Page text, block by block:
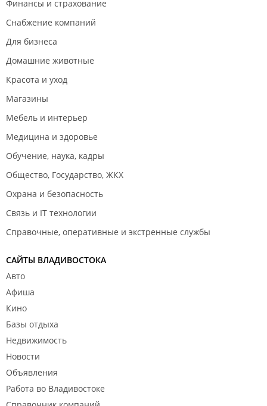
Финансы и страхование
Снабжение компаний
Для бизнеса
Домашние животные
Красота и уход
Магазины
Мебель и интерьер
Медицина и здоровье
Обучение, наука, кадры
Общество, Государство, ЖКХ
Охрана и безопасность
Связь и IT технологии
Справочные, оперативные и экстренные службы
САЙТЫ ВЛАДИВОСТОКА
Авто
Афиша
Кино
Базы отдыха
Недвижимость
Новости
Объявления
Работа во Владивостоке